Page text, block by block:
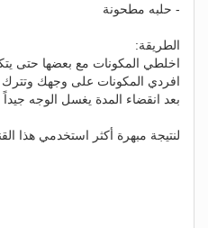
- حلبه مطحونة
الطريقة:
اخلطي المكونات مع بعضها حتى
افردي المكونات على وجهك
بعد انقضاء المدة يغسل الوجه جيداً
لنتيجة مبهرة أكثر استخدمي هذا